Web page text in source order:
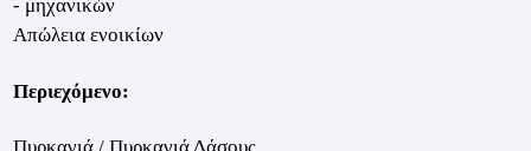
- μηχανικών
Απώλεια ενοικίων
Περιεχόμενο: